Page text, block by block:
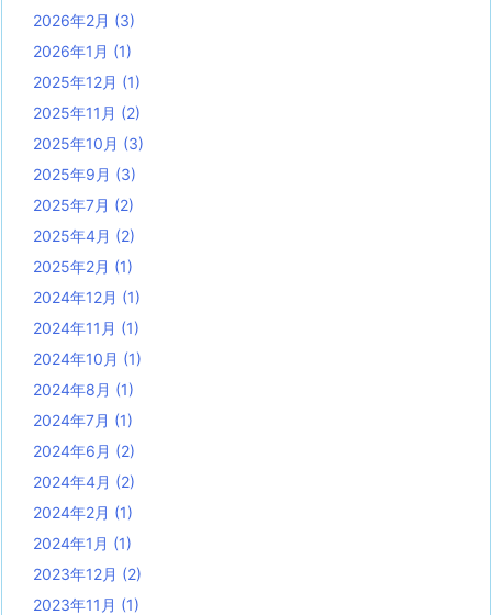
2026年2月 (3)
2026年1月 (1)
2025年12月 (1)
2025年11月 (2)
2025年10月 (3)
2025年9月 (3)
2025年7月 (2)
2025年4月 (2)
2025年2月 (1)
2024年12月 (1)
2024年11月 (1)
2024年10月 (1)
2024年8月 (1)
2024年7月 (1)
2024年6月 (2)
2024年4月 (2)
2024年2月 (1)
2024年1月 (1)
2023年12月 (2)
2023年11月 (1)